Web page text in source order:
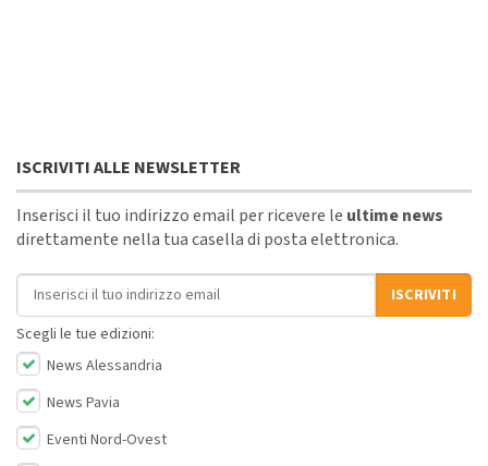
ISCRIVITI ALLE NEWSLETTER
Inserisci il tuo indirizzo email per ricevere le ultime news
direttamente nella tua casella di posta elettronica.
Indirizzo email
ISCRIVITI
Scegli le tue edizioni:
News Alessandria
News Pavia
Eventi Nord-Ovest